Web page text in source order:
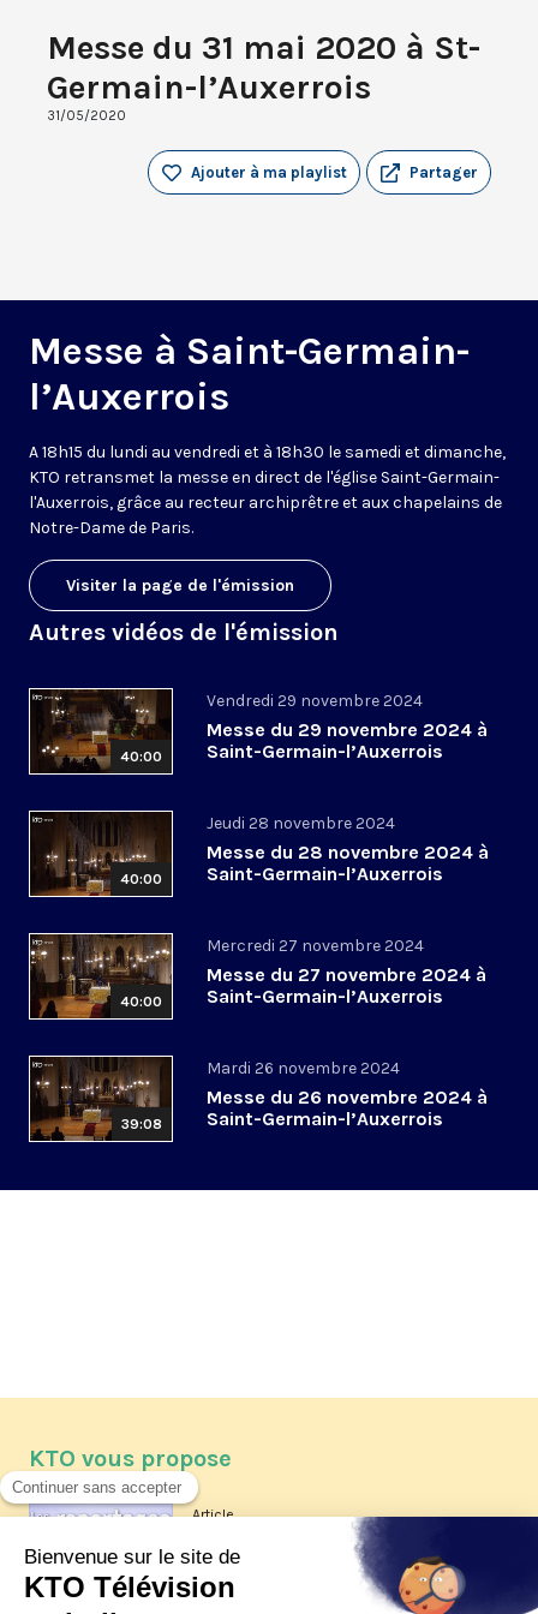
Messe du 31 mai 2020 à St-
Germain-l’Auxerrois
31/05/2020
Partager
Ajouter à ma playlist
Messe à Saint-Germain-
l’Auxerrois
A 18h15 du lundi au vendredi et à 18h30 le samedi et dimanche,
KTO retransmet la messe en direct de l'église Saint-Germain-
l'Auxerrois, grâce au recteur archiprêtre et aux chapelains de
Notre-Dame de Paris.
Visiter la page de l'émission
Autres vidéos de l'émission
40:00
Vendredi 29 novembre 2024
Messe du 29 novembre 2024 à
Saint-Germain-l’Auxerrois
40:00
Jeudi 28 novembre 2024
Messe du 28 novembre 2024 à
Saint-Germain-l’Auxerrois
40:00
Mercredi 27 novembre 2024
Messe du 27 novembre 2024 à
Saint-Germain-l’Auxerrois
39:08
Mardi 26 novembre 2024
Messe du 26 novembre 2024 à
Saint-Germain-l’Auxerrois
KTO vous propose
Article
Les reportages d'été 2026 de KTO